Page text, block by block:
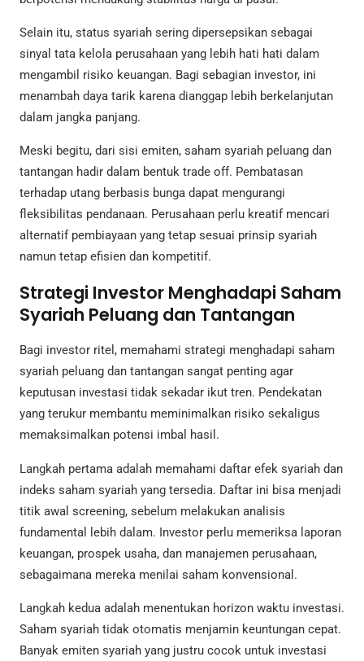
Selain itu, status syariah sering dipersepsikan sebagai
sinyal tata kelola perusahaan yang lebih hati hati dalam
mengambil risiko keuangan. Bagi sebagian investor, ini
menambah daya tarik karena dianggap lebih berkelanjutan
dalam jangka panjang.
Meski begitu, dari sisi emiten, saham syariah peluang dan
tantangan hadir dalam bentuk trade off. Pembatasan
terhadap utang berbasis bunga dapat mengurangi
fleksibilitas pendanaan. Perusahaan perlu kreatif mencari
alternatif pembiayaan yang tetap sesuai prinsip syariah
namun tetap efisien dan kompetitif.
Strategi Investor Menghadapi Saham
Syariah Peluang dan Tantangan
Bagi investor ritel, memahami strategi menghadapi saham
syariah peluang dan tantangan sangat penting agar
keputusan investasi tidak sekadar ikut tren. Pendekatan
yang terukur membantu meminimalkan risiko sekaligus
memaksimalkan potensi imbal hasil.
Langkah pertama adalah memahami daftar efek syariah dan
indeks saham syariah yang tersedia. Daftar ini bisa menjadi
titik awal screening, sebelum melakukan analisis
fundamental lebih dalam. Investor perlu memeriksa laporan
keuangan, prospek usaha, dan manajemen perusahaan,
sebagaimana mereka menilai saham konvensional.
Langkah kedua adalah menentukan horizon waktu investasi.
Saham syariah tidak otomatis menjamin keuntungan cepat.
Banyak emiten syariah yang justru cocok untuk investasi